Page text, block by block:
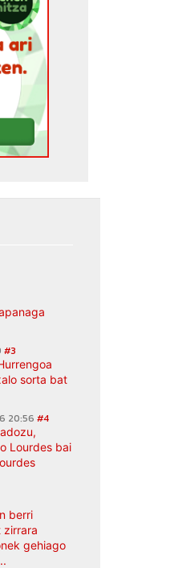
#3
sorta bat
20:56 #4
Lourdes bai
berri
zirrara
gehiago